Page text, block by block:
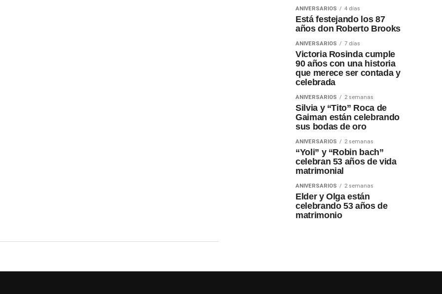
ANIVERSARIOS 4 días
Está festejando los 87
años don Roberto Brooks
ANIVERSARIOS 7 días
Victoria Rosinda cumple
90 años con una historia
que merece ser contada y
celebrada
ANIVERSARIOS 2 semanas
Silvia y “Tito” Roca de
Gaiman están celebrando
sus bodas de oro
ANIVERSARIOS 2 semanas
“Yoli” y “Robin bach”
celebran 53 años de vida
matrimonial
ANIVERSARIOS 2 semanas
Elder y Olga están
celebrando 53 años de
matrimonio